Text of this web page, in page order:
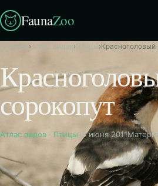
FaunaZoo
Главная ›Атлас видов›Птицы›Красноголовый
сорокопут
Атлас видов · Птицы15 июня 2011